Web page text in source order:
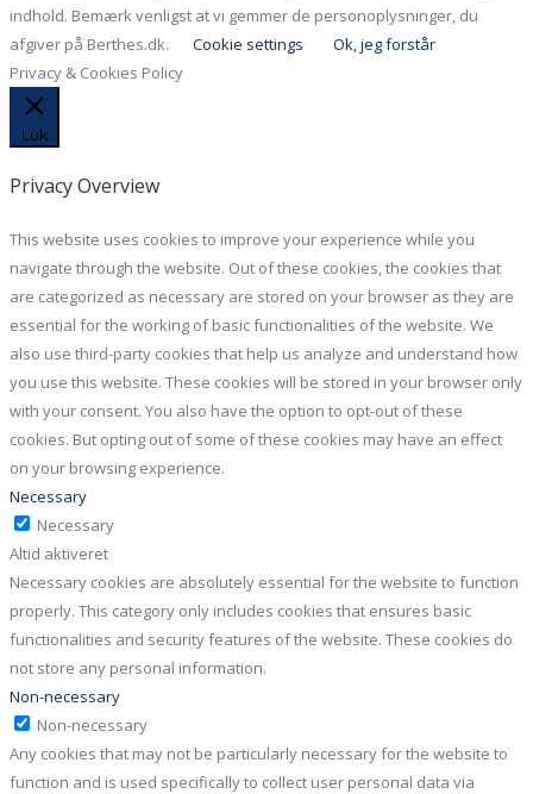
indhold. Bemærk venligst at vi gemmer de personoplysninger, du
afgiver på Berthes.dk.
Cookie settings
Ok, jeg forstår
Privacy & Cookies Policy
Luk
Privacy Overview
This website uses cookies to improve your experience while you
navigate through the website. Out of these cookies, the cookies that
are categorized as necessary are stored on your browser as they are
essential for the working of basic functionalities of the website. We
also use third-party cookies that help us analyze and understand how
you use this website. These cookies will be stored in your browser only
with your consent. You also have the option to opt-out of these
cookies. But opting out of some of these cookies may have an effect
on your browsing experience.
Necessary
Necessary
Altid aktiveret
Necessary cookies are absolutely essential for the website to function
properly. This category only includes cookies that ensures basic
functionalities and security features of the website. These cookies do
not store any personal information.
Non-necessary
Non-necessary
Any cookies that may not be particularly necessary for the website to
function and is used specifically to collect user personal data via